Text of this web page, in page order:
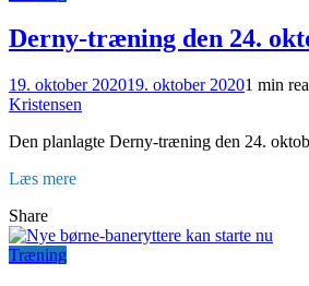
Derny-træning den 24.
19. oktober 202019. oktober 20201 min
Kristensen
Den planlagte Derny-træning den 24.
Læs mere
Share
Træning